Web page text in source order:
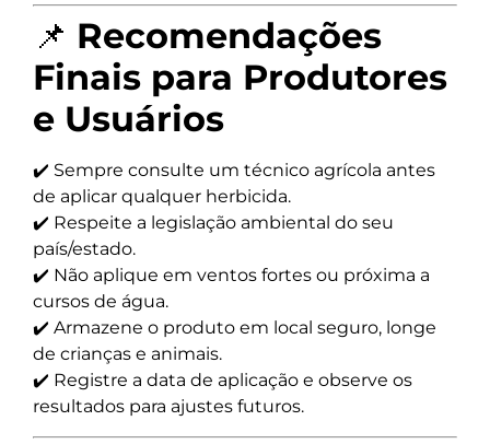
📌 Recomendações
Finais para Produtores
e Usuários
✔️ Sempre consulte um técnico agrícola antes
de aplicar qualquer herbicida.
✔️ Respeite a legislação ambiental do seu
país/estado.
✔️ Não aplique em ventos fortes ou próxima a
cursos de água.
✔️ Armazene o produto em local seguro, longe
de crianças e animais.
✔️ Registre a data de aplicação e observe os
resultados para ajustes futuros.